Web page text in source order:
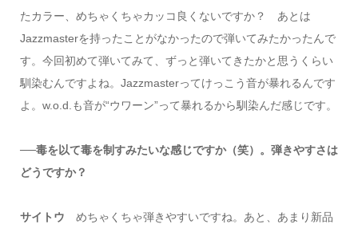
たカラー、めちゃくちゃカッコ良くないですか？ あとは
Jazzmasterを持ったことがなかったので弾いてみたかったんで
す。今回初めて弾いてみて、ずっと弾いてきたかと思うくらい
馴染むんですよね。Jazzmasterってけっこう音が暴れるんです
よ。w.o.d.も音が“ウワーン”って暴れるから馴染んだ感じです。
──毒を以て毒を制すみたいな感じですか（笑）。弾きやすさは
どうですか？
サイトウ めちゃくちゃ弾きやすいですね。あと、あまり新品